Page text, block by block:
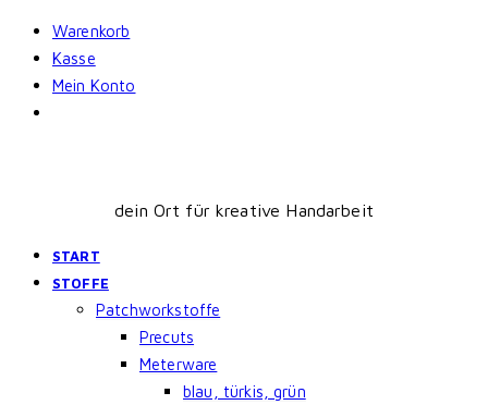
Skip
content
Warenkorb
Kasse
Mein Konto
dein Ort für kreative Handarbeit
START
STOFFE
Patchworkstoffe
Precuts
Meterware
blau, türkis, grün